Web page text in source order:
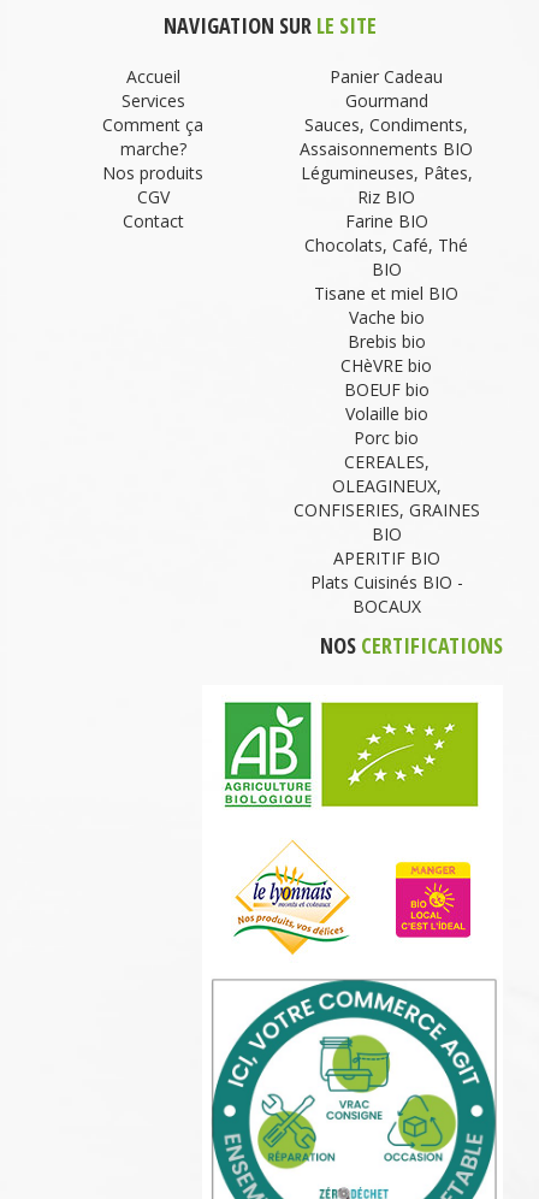
NAVIGATION SUR LE SITE
Accueil
Services
Comment ça
marche?
Nos produits
CGV
Contact
Panier Cadeau
Gourmand
Sauces, Condiments,
Assaisonnements BIO
Légumineuses, Pâtes,
Riz BIO
Farine BIO
Chocolats, Café, Thé
BIO
Tisane et miel BIO
Vache bio
Brebis bio
CHèVRE bio
BOEUF bio
Volaille bio
Porc bio
CEREALES,
OLEAGINEUX,
CONFISERIES, GRAINES
BIO
APERITIF BIO
Plats Cuisinés BIO -
BOCAUX
NOS CERTIFICATIONS